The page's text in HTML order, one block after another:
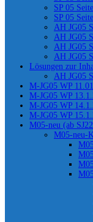
SP 05
SP 05
AH JG05
AH JG05
AH JG05
AH JG05
Lösungen zur
AH JG05
M-JG05 WP
M-JG05 WP
M-JG05 WP
M-JG05 WP
M05-neu (ab
M05-neu-